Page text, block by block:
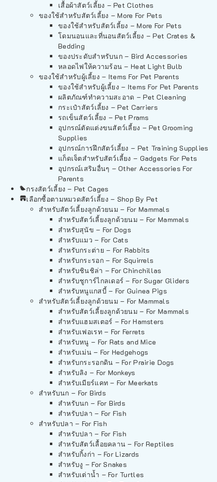
เสื้อผ้าสัตว์เลี้ยง – Pet Clothes
ของใช้สำหรับสัตว์เลี้ยง – More For Pets
ของใช้สำหรับสัตว์เลี้ยง – More For Pets
โดมนอนและที่นอนสัตว์เลี้ยง – Pet Crates &
Bedding
ของประดับสำหรับนก – Bird Accessories
หลอดไฟให้ความร้อน – Heat Light Bulb
ของใช้สำหรับผู้เลี้ยง – Items For Pet Parents
ของใช้สำหรับผู้เลี้ยง – Items For Pet Parents
ผลิตภัณฑ์ทำความสะอาด – Pet Cleaning
กระเป๋าสัตว์เลี้ยง – Pet Carriers
รถเข็นสัตว์เลี้ยง – Pet Prams
อุปกรณ์ตัดแต่งขนสัตว์เลี้ยง – Pet Grooming
Supplies
อุปกรณ์การฝึกสัตว์เลี้ยง – Pet Training Supplies
แก็ดเจ็ตสำหรับสัตว์เลี้ยง – Gadgets For Pets
อุปกรณ์เสริมอื่นๆ – Other Accessories For
Parents
กรงสัตว์เลี้ยง – Pet Cages
เลือกซื้อตามหมวดสัตว์เลี้ยง – Shop By Pet
สำหรับสัตว์เลี้ยงลูกด้วยนม – For Mammals
สำหรับสัตว์เลี้ยงลูกด้วยนม – For Mammals
สำหรับสุนัข – For Dogs
สำหรับแมว – For Cats
สำหรับกระต่าย – For Rabbits
สำหรับกระรอก – For Squirrels
สำหรับชินชิล่า – For Chinchillas
สำหรับชูการ์ไกลเดอร์ – For Sugar Gliders
สำหรับหนูแกสบี้ – For Guinea Pigs
สำหรับสัตว์เลี้ยงลูกด้วยนม – For Mammals
สำหรับสัตว์เลี้ยงลูกด้วยนม – For Mammals
สำหรับแฮมสเตอร์ – For Hamsters
สำหรับเฟอเรท – For Ferrets
สำหรับหนู – For Rats and Mice
สำหรับเม่น – For Hedgehogs
สำหรับกระรอกดิน – For Prairie Dogs
สำหรับลิง – For Monkeys
สำหรับเมียร์แคท – For Meerkats
สำหรับนก – For Birds
สำหรับนก – For Birds
สำหรับปลา – For Fish
สำหรับปลา – For Fish
สำหรับปลา – For Fish
สำหรับสัตว์เลื้อยคลาน – For Reptiles
สำหรับกิ้งก่า – For Lizards
สำหรับงู – For Snakes
สำหรับเต่าน้ำ – For Turtles